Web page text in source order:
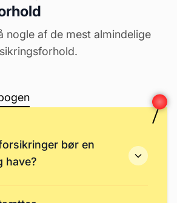
nogle af de mest almindelige
bør en
have?